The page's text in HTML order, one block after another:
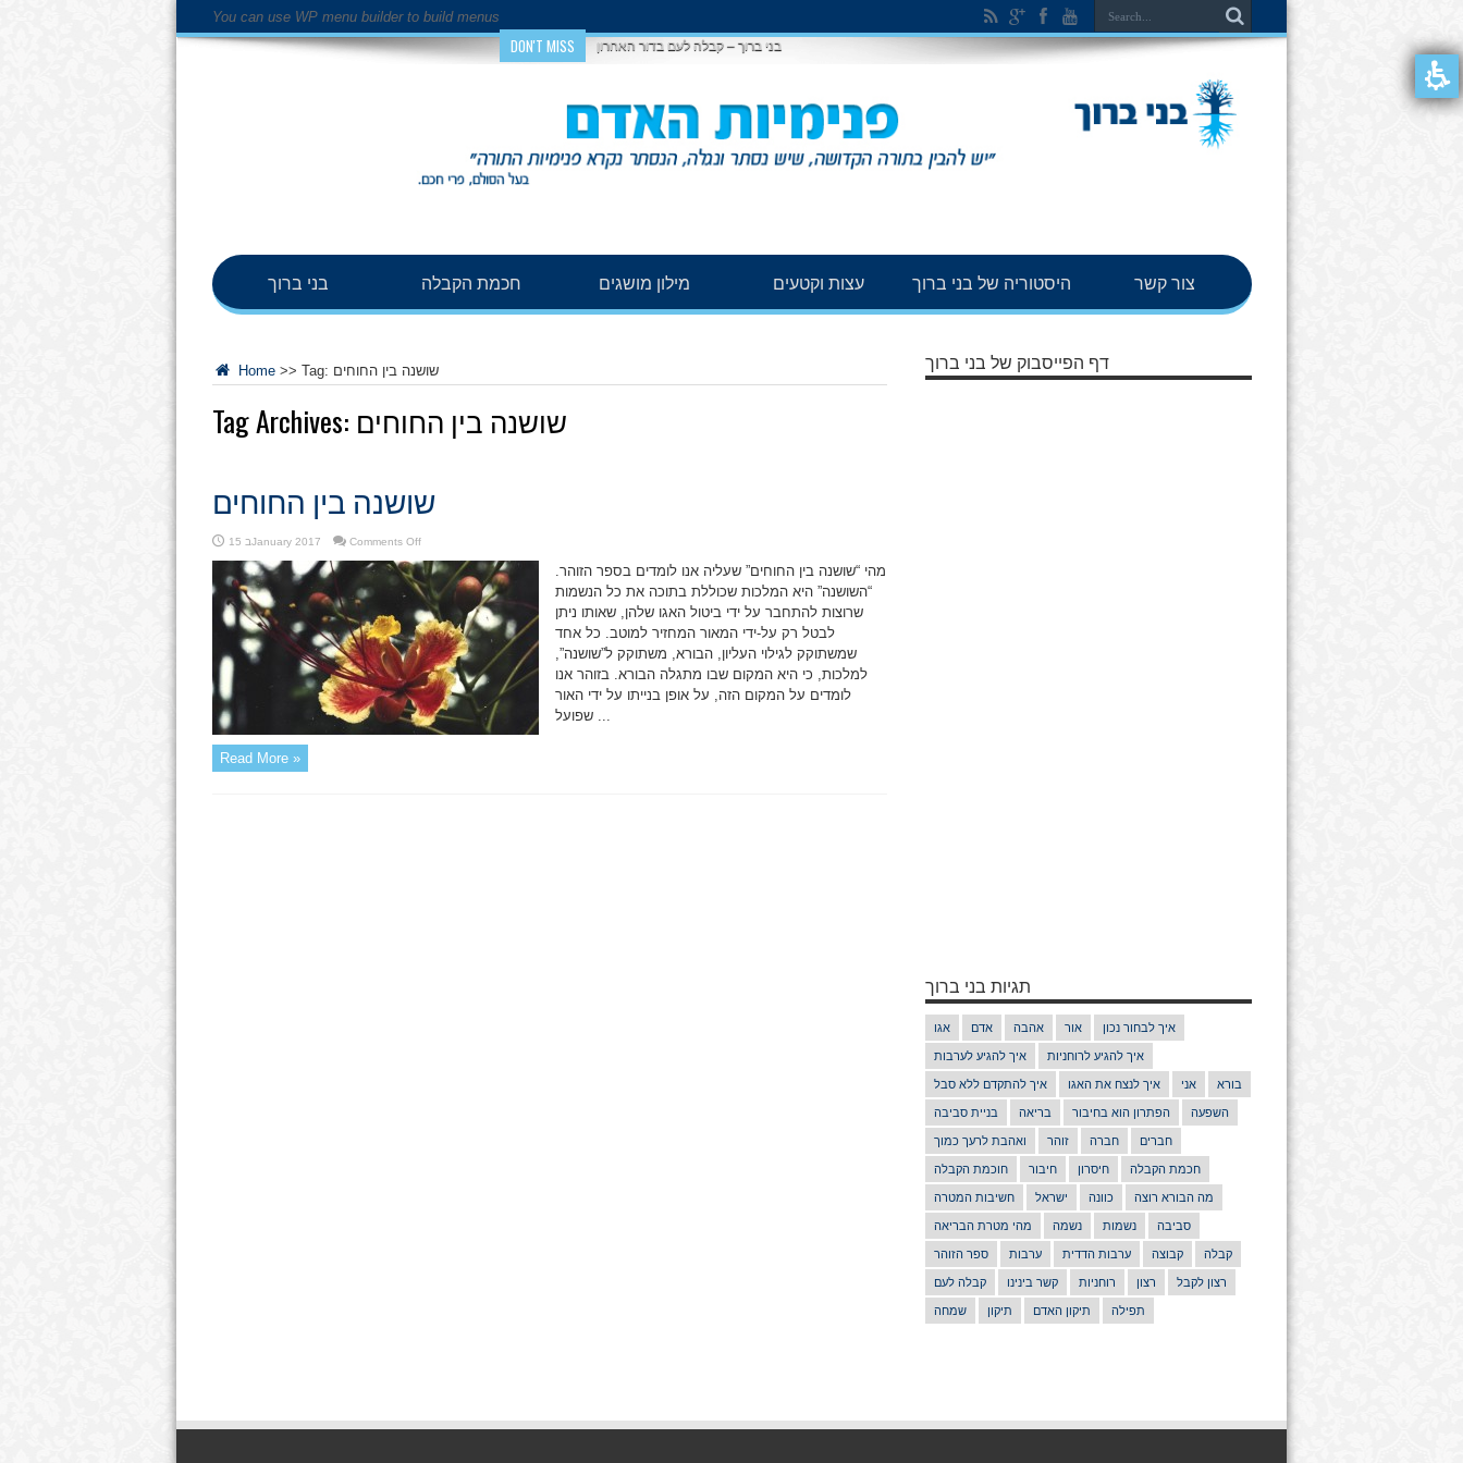
You can use WP menu builder to build menus
DON'T MISS בני ברוך – קבלה לעם בדור האחרון
בני ברוך חכמת הקבלה מילון מושגים עצות וקטעים היסטוריה של בני ברוך צור קשר
Home >> Tag: שושנה בין החוחים
Tag Archives: שושנה בין החוחים
שושנה בין החוחים
15 בJanuary 2017 Comments Offon
בין
החוחים
מהי “שושנה בין החוחים” שעליה אנו לומדים בספר הזוהר.
“השושנה” היא המלכות שכוללת בתוכה את כל הנשמות
שרוצות להתחבר על ידי ביטול האגו שלהן, שאותו ניתן
לבטל רק על-ידי המאור המחזיר למוטב. כל אחד
שמשתוקק לגילוי העליון, הבורא, משתוקק ל”שושנה”,
למלכות, כי היא המקום שבו מתגלה הבורא. בזוהר אנו
לומדים על המקום הזה, על אופן בנייתו על ידי האור
שפועל ...
Read More »
דף הפייסבוק של בני ברוך
תגיות בני ברוך
אגו אדם אהבה אור איך לבחור נכון
איך להגיע לערבות איך להגיע לרוחניות
איך להתקדם ללא סבל איך לנצח את האגו אני בורא
בניית סביבה בריאה הפתרון הוא בחיבור השפעה
ואהבת לרעך כמוך זוהר חברה חברים
חוכמת הקבלה חיבור חיסרון חכמת הקבלה
חשיבות המטרה ישראל כוונה מה הבורא רוצה
מהי מטרת הבריאה נשמה נשמות סביבה
ספר הזוהר ערבות ערבות הדדית קבוצה קבלה
קבלה לעם קשר בינינו רוחניות רצון רצון לקבל
שמחה תיקון תיקון האדם תפילה